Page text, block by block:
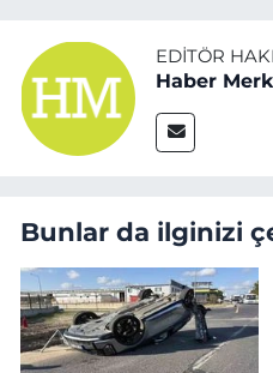
EDITÖR
Haber
Bunlar da ilginizi